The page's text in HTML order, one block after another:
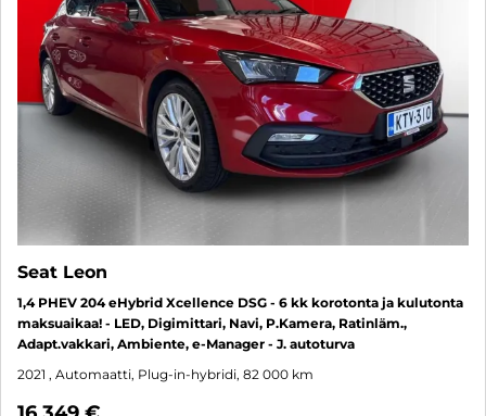
Seat Leon
1,4 PHEV 204 eHybrid Xcellence DSG - 6 kk korotonta ja kulutonta
maksuaikaa! - LED, Digimittari, Navi, P.Kamera, Ratinläm.,
Adapt.vakkari, Ambiente, e-Manager - J. autoturva
2021 , Automaatti, Plug-in-hybridi, 82 000 km